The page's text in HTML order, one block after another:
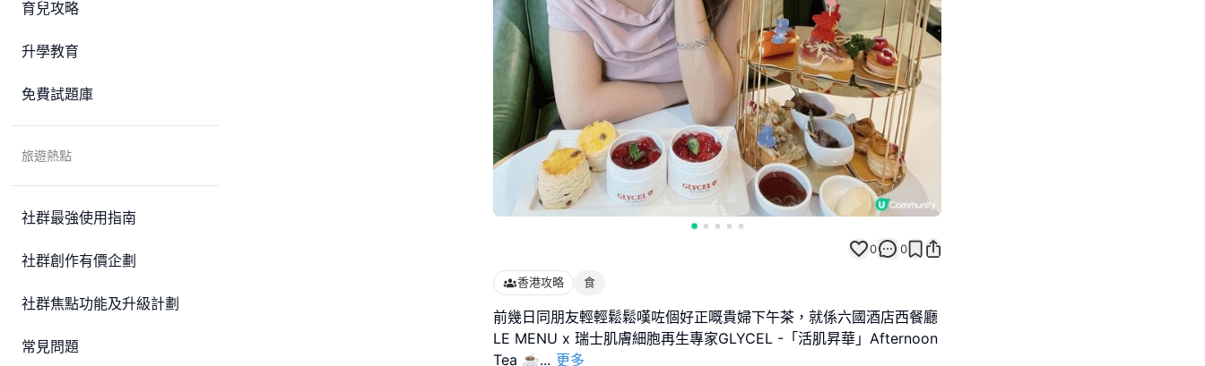
育兒攻略
升學教育
免費試題庫
旅遊熱點
社群最強使用指南
社群創作有價企劃
社群焦點功能及升級計劃
常見問題
0 0
香港攻略 食
前幾日同朋友輕輕鬆鬆嘆咗個好正嘅貴婦下午茶，就係六國酒店西餐廳
LE MENU x 瑞士肌膚細胞再生專家GLYCEL -「活肌昇華」Afternoon
Tea ☕... 更多